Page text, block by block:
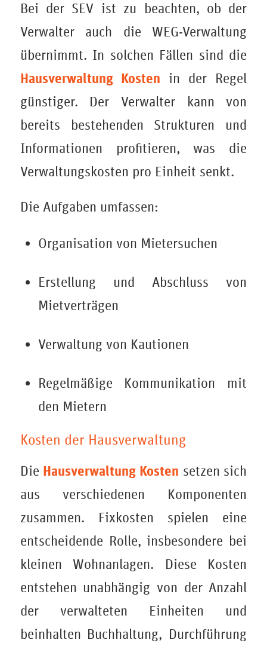
Bei der SEV ist zu beachten, ob der
Verwalter auch die WEG-Verwaltung
übernimmt. In solchen Fällen sind die
Hausverwaltung Kosten in der Regel
günstiger. Der Verwalter kann von
bereits bestehenden Strukturen und
Informationen profitieren, was die
Verwaltungskosten pro Einheit senkt.
Die Aufgaben umfassen:
Organisation von Mietersuchen
Erstellung und Abschluss von
Mietverträgen
Verwaltung von Kautionen
Regelmäßige Kommunikation mit
den Mietern
Kosten der Hausverwaltung
Die Hausverwaltung Kosten setzen sich
aus verschiedenen Komponenten
zusammen. Fixkosten spielen eine
entscheidende Rolle, insbesondere bei
kleinen Wohnanlagen. Diese Kosten
entstehen unabhängig von der Anzahl
der verwalteten Einheiten und
beinhalten Buchhaltung, Durchführung